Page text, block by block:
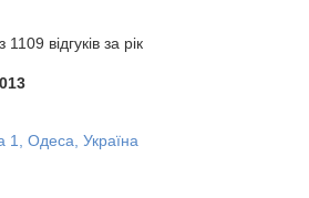
відгуків за рік
1, Одеса, Україна